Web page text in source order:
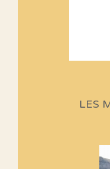
Si no
LES